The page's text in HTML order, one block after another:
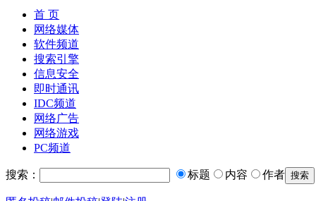
首 页
网络媒体
软件频道
搜索引擎
信息安全
即时通讯
IDC频道
网络广告
网络游戏
PC频道
搜索： 标题 内容 作者